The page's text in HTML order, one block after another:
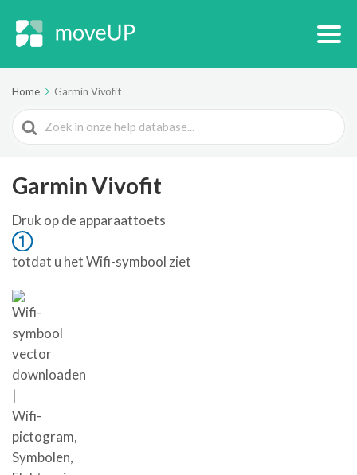
Home Garmin Vivofit
Search
For
Garmin Vivofit
Druk op de apparaattoets
totdat u het Wifi-symbool ziet